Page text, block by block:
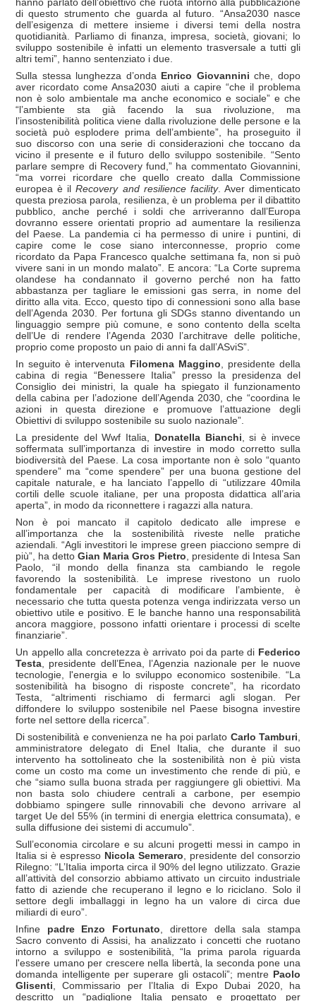
hanno parlato dell’obiettivo che ruota intorno alla pubblicazione
di questo strumento che guarda al futuro. “Ansa2030 nasce
dell’esigenza di mettere insieme i diversi temi della nostra
quotidianità. Parliamo di finanza, impresa, società, giovani; lo
sviluppo sostenibile è infatti un elemento trasversale a tutti gli
altri temi”, hanno sentenziato i due.
Sulla stessa lunghezza d’onda Enrico Giovannini che, dopo
aver ricordato come Ansa2030 aiuti a capire “che il problema
non è solo ambientale ma anche economico e sociale” e che
“l’ambiente sta già facendo la sua rivoluzione, ma
l’insostenibilità politica viene dalla rivoluzione delle persone e la
società può esplodere prima dell’ambiente”, ha proseguito il
suo discorso con una serie di considerazioni che toccano da
vicino il presente e il futuro dello sviluppo sostenibile. “Sento
parlare sempre di Recovery fund,” ha commentato Giovannini,
“ma vorrei ricordare che quello creato dalla Commissione
europea è ilRecovery and resilience facility. Aver dimenticato
questa preziosa parola, resilienza, è un problema per il dibattito
pubblico, anche perché i soldi che arriveranno dall’Europa
dovranno essere orientati proprio ad aumentare la resilienza
del Paese. La pandemia ci ha permesso di unire i puntini, di
capire come le cose siano interconnesse, proprio come
ricordato da Papa Francesco qualche settimana fa, non si può
vivere sani in un mondo malato”. E ancora: “La Corte suprema
olandese ha condannato il governo perché non ha fatto
abbastanza per tagliare le emissioni gas serra, in nome del
diritto alla vita. Ecco, questo tipo di connessioni sono alla base
dell’Agenda 2030. Per fortuna gli SDGs stanno diventando un
linguaggio sempre più comune, e sono contento della scelta
dell’Ue di rendere l’Agenda 2030 l’architrave delle politiche,
proprio come proposto un paio di anni fa dall’ASviS”.
In seguito è intervenuta Filomena Maggino, presidente della
cabina di regia “Benessere Italia” presso la presidenza del
Consiglio dei ministri, la quale ha spiegato il funzionamento
della cabina per l’adozione dell’Agenda 2030, che “coordina le
azioni in questa direzione e promuove l’attuazione degli
Obiettivi di sviluppo sostenibile su suolo nazionale”.
La presidente del Wwf Italia, Donatella Bianchi, si è invece
soffermata sull’importanza di investire in modo corretto sulla
biodiversità del Paese. La cosa importante non è solo “quanto
spendere” ma “come spendere” per una buona gestione del
capitale naturale, e ha lanciato l’appello di “utilizzare 40mila
cortili delle scuole italiane, per una proposta didattica all’aria
aperta”, in modo da riconnettere i ragazzi alla natura.
Non è poi mancato il capitolo dedicato alle imprese e
all’importanza che la sostenibilità riveste nelle pratiche
aziendali. “Agli investitori le imprese green piacciono sempre di
più”, ha detto Gian Maria Gros Pietro, presidente di Intesa San
Paolo, “il mondo della finanza sta cambiando le regole
favorendo la sostenibilità. Le imprese rivestono un ruolo
fondamentale per capacità di modificare l’ambiente, è
necessario che tutta questa potenza venga indirizzata verso un
obiettivo utile e positivo. E le banche hanno una responsabilità
ancora maggiore, possono infatti orientare i processi di scelte
finanziarie”.
Un appello alla concretezza è arrivato poi da parte di Federico
Testa, presidente dell’Enea, l’Agenzia nazionale per le nuove
tecnologie, l'energia e lo sviluppo economico sostenibile. “La
sostenibilità ha bisogno di risposte concrete”, ha ricordato
Testa, “altrimenti rischiamo di fermarci agli slogan. Per
diffondere lo sviluppo sostenibile nel Paese bisogna investire
forte nel settore della ricerca”.
Di sostenibilità e convenienza ne ha poi parlato Carlo Tamburi,
amministratore delegato di Enel Italia, che durante il suo
intervento ha sottolineato che la sostenibilità non è più vista
come un costo ma come un investimento che rende di più, e
che “siamo sulla buona strada per raggiungere gli obiettivi. Ma
non basta solo chiudere centrali a carbone, per esempio
dobbiamo spingere sulle rinnovabili che devono arrivare al
target Ue del 55% (in termini di energia elettrica consumata), e
sulla diffusione dei sistemi di accumulo”.
Sull’economia circolare e su alcuni progetti messi in campo in
Italia si è espresso Nicola Semeraro, presidente del consorzio
Rilegno: “L’Italia importa circa il 90% del legno utilizzato. Grazie
all’attività del consorzio abbiamo attivato un circuito industriale
fatto di aziende che recuperano il legno e lo riciclano. Solo il
settore degli imballaggi in legno ha un valore di circa due
miliardi di euro”.
Infine padre Enzo Fortunato, direttore della sala stampa
Sacro convento di Assisi, ha analizzato i concetti che ruotano
intorno a sviluppo e sostenibilità, “la prima parola riguarda
l'essere umano per crescere nella libertà, la seconda pone una
domanda intelligente per superare gli ostacoli”; mentre Paolo
Glisenti, Commissario per l’Italia di Expo Dubai 2020, ha
descritto un “padiglione Italia pensato e progettato per